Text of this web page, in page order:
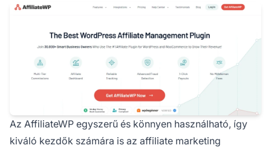
Az AffiliateWP egyszerű és könnyen használható, így
kiváló kezdők számára is az affiliate marketing